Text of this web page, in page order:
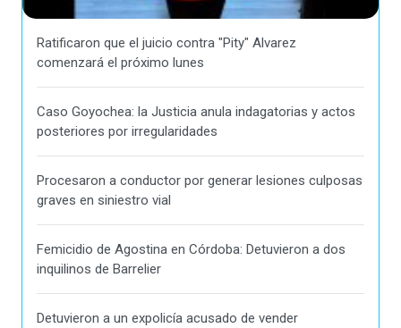
Ratificaron que el juicio contra "Pity" Alvarez
comenzará el próximo lunes
Caso Goyochea: la Justicia anula indagatorias y actos
posteriores por irregularidades
Procesaron a conductor por generar lesiones culposas
graves en siniestro vial
Femicidio de Agostina en Córdoba: Detuvieron a dos
inquilinos de Barrelier
Detuvieron a un expolicía acusado de vender